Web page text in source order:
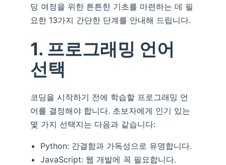
딩 여정을 위한 튼튼한 기초를 마련하는 데 필
요한 13가지 간단한 단계를 안내해 드립니다.
1. 프로그래밍 언어
선택
코딩을 시작하기 전에 학습할 프로그래밍 언
어를 결정해야 합니다. 초보자에게 인기 있는
몇 가지 선택지는 다음과 같습니다:
Python: 간결함과 가독성으로 유명합니다.
JavaScript: 웹 개발에 꼭 필요합니다.